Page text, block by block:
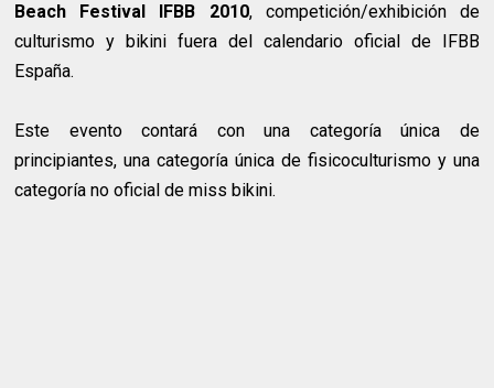
Beach Festival IFBB 2010, competición/exhibición de
culturismo y bikini fuera del calendario oficial de IFBB
España.
Este evento contará con una categoría única de
principiantes, una categoría única de fisicoculturismo y una
categoría no oficial de miss bikini.